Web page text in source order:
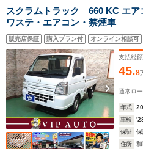
スクラムトラック 660 KC エ
ワステ・エアコン・禁煙車
販売店保証 購入プラン付 オンライン相談可
支払総額
45.8
通常ロ
年式
車検
保証
住所